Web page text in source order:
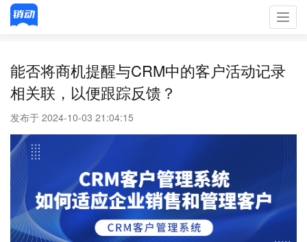
能否将商机提醒与CRM中的客户活动记录
相关联，以便跟踪反馈？
发布于 2024-10-03 21:04:15